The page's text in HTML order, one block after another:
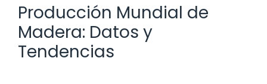
Producción Mundial de
Madera: Datos y
Tendencias